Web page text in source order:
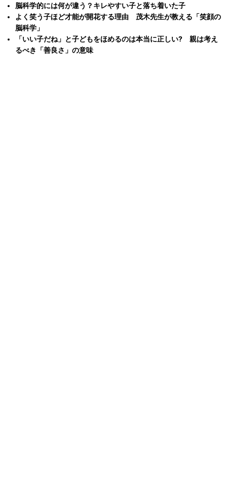
脳科学的には何が違う？キレやすい子と落ち着いた子
よく笑う子ほど才能が開花する理由 茂木先生が教える「笑顔の
脳科学」
「いい子だね」と子どもをほめるのは本当に正しい? 親は考え
るべき「善良さ」の意味